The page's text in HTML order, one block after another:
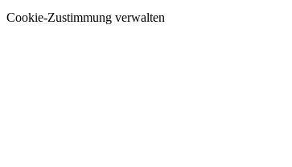
Cookie-Zustimmung verwalten